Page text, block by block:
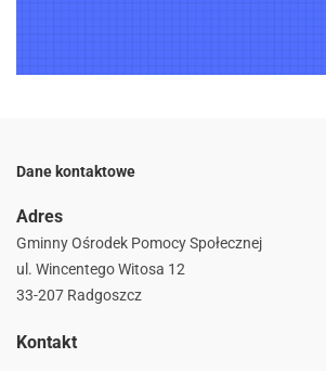
Dane kontaktowe
Adres
Gminny Ośrodek Pomocy Społecznej
ul. Wincentego Witosa 12
33-207 Radgoszcz
Kontakt